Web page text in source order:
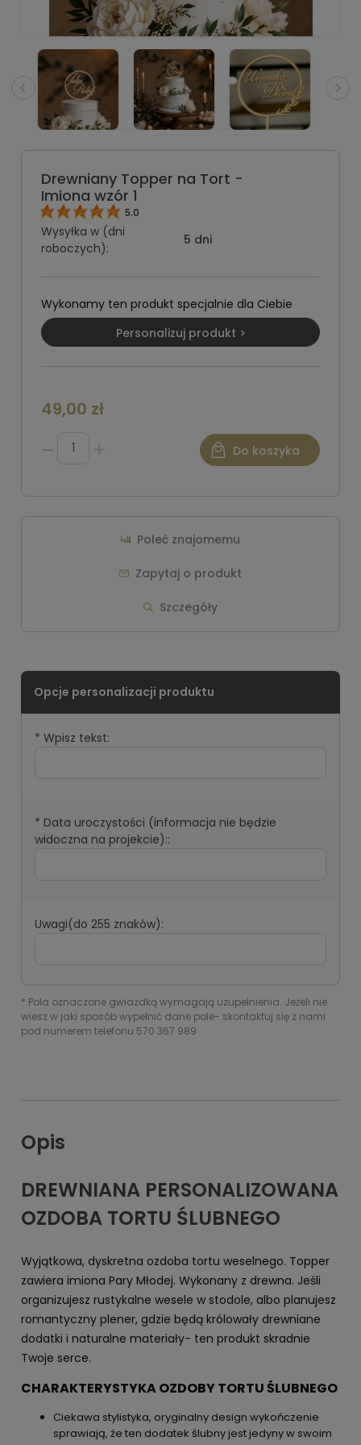
Drewniany Topper na Tort -
Imiona wzór 1
5.0
Wysyłka w (dni
roboczych):
5 dni
Wykonamy ten produkt specjalnie dla Ciebie
Personalizuj produkt >
* Wpisz tekst:
* Data uroczystości (informacja nie będzie
widoczna na projekcie)::
Uwagi(do 255 znaków):
* Pola oznaczone gwiazdką wymagają uzupełnienia. Jeżeli nie
wiesz w jaki sposób wypełnić dane pole- skontaktuj się z nami
pod numerem telefonu 570 367 989
49,00 zł
Do koszyka
Szczegóły
Zapytaj o produkt
Poleć znajomemu
Opis
DREWNIANA PERSONALIZOWANA
OZDOBA TORTU ŚLUBNEGO
Wyjątkowa, dyskretna ozdoba tortu weselnego. Topper
zawiera imiona Pary Młodej. Wykonany z drewna. Jeśli
organizujesz rustykalne wesele w stodole, albo planujesz
romantyczny plener, gdzie będą królowały drewniane
dodatki i naturalne materiały- ten produkt skradnie
Twoje serce.
CHARAKTERYSTYKA OZDOBY TORTU ŚLUBNEGO
Ciekawa stylistyka, oryginalny design wykończenie
sprawiają, że ten dodatek ślubny jest jedyny w swoim